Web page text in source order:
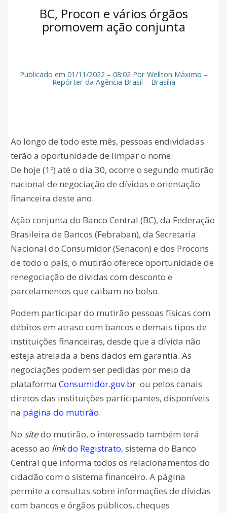
BC, Procon e vários órgãos
promovem ação conjunta
Publicado em 01/11/2022 – 08:02 Por Wellton Máximo –
Repórter da Agência Brasil – Brasília
Ao longo de todo este mês, pessoas endividadas
terão a oportunidade de limpar o nome.
De hoje (1º) até o dia 30, ocorre o segundo mutirão
nacional de negociação de dívidas e orientação
financeira deste ano.
Ação conjunta do Banco Central (BC), da Federação
Brasileira de Bancos (Febraban), da Secretaria
Nacional do Consumidor (Senacon) e dos Procons
de todo o país, o mutirão oferece oportunidade de
renegociação de dívidas com desconto e
parcelamentos que caibam no bolso.
Podem participar do mutirão pessoas físicas com
débitos em atraso com bancos e demais tipos de
instituições financeiras, desde que a dívida não
esteja atrelada a bens dados em garantia. As
negociações podem ser pedidas por meio da
plataforma Consumidor.gov.br ou pelos canais
diretos das instituições participantes, disponíveis
na página do mutirão.
No sitedo mutirão, o interessado também terá
acesso ao linkdo Registrato, sistema do Banco
Central que informa todos os relacionamentos do
cidadão com o sistema financeiro. A página
permite a consultas sobre informações de dívidas
com bancos e órgãos públicos, cheques